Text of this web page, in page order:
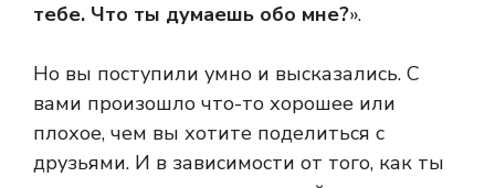
тебе. Что ты думаешь обо мне?».
Но вы поступили умно и высказались. С
вами произошло что-то хорошее или
плохое, чем вы хотите поделиться с
друзьями. И в зависимости от того, как ты